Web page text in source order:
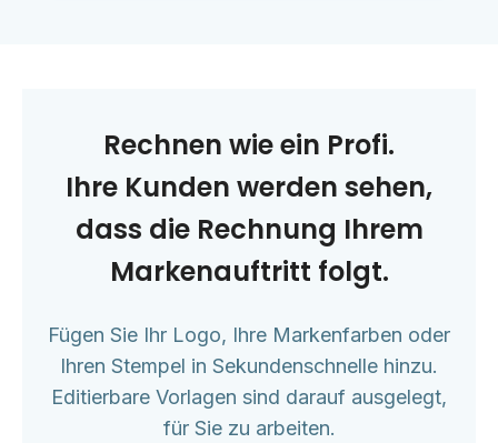
Rechnen wie ein Profi.
Ihre Kunden werden sehen,
dass die Rechnung Ihrem
Markenauftritt folgt.
Fügen Sie Ihr Logo, Ihre Markenfarben oder
Ihren Stempel in Sekundenschnelle hinzu.
Editierbare Vorlagen sind darauf ausgelegt,
für Sie zu arbeiten.